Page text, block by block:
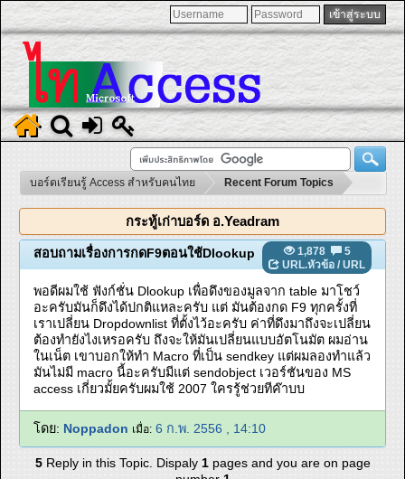
บอร์ดเรียนรู้ Access สำหรับคนไทย Recent Forum Topics
กระทู้เก่าบอร์ด อ.Yeadram
1,878
5
URL.หัวข้อ / URL
สอบถามเรื่องการกดF9ตอนใช้Dlookup
พอดีผมใช้ ฟังก์ชั่น Dlookup เพื่อดึงของมูลจาก table มาโชว์
อะครับมันก็ดึงได้ปกติแหละครับ แต่ มันต้องกด F9 ทุกครั้งที่
เราเปลี่ยน Dropdownlist ที่ตั้งไว้อะครับ ค่าที่ดึงมาถึงจะเปลี่ยน
ต้องทำยังไงเหรอครับ ถึงจะให้มันเปลี่ยนแบบอัตโนมัต ผมอ่าน
ในเน็ต เขาบอกให้ทำ Macro ที่เป็น sendkey แต่ผมลองทำแล้ว
มันไม่มี macro นี้อะครับมีแต่ sendobject เวอร์ชันของ MS
access เกี่ยวมั้ยครับผมใช้ 2007 ใครรู้ช่วยทีค๊าบบ
โดย: Noppadon เมื่อ: 6 ก.พ. 2556 , 14:10
5Reply in this Topic. Dispaly 1 pages and you are on page